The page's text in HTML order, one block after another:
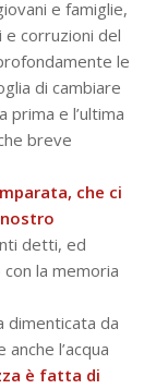
e famiglie,
corruzioni del
le
di cambiare
prima e l’ultima
breve
che ci
detti, ed
la memoria
dimenticata da
l’acqua
è fatta di